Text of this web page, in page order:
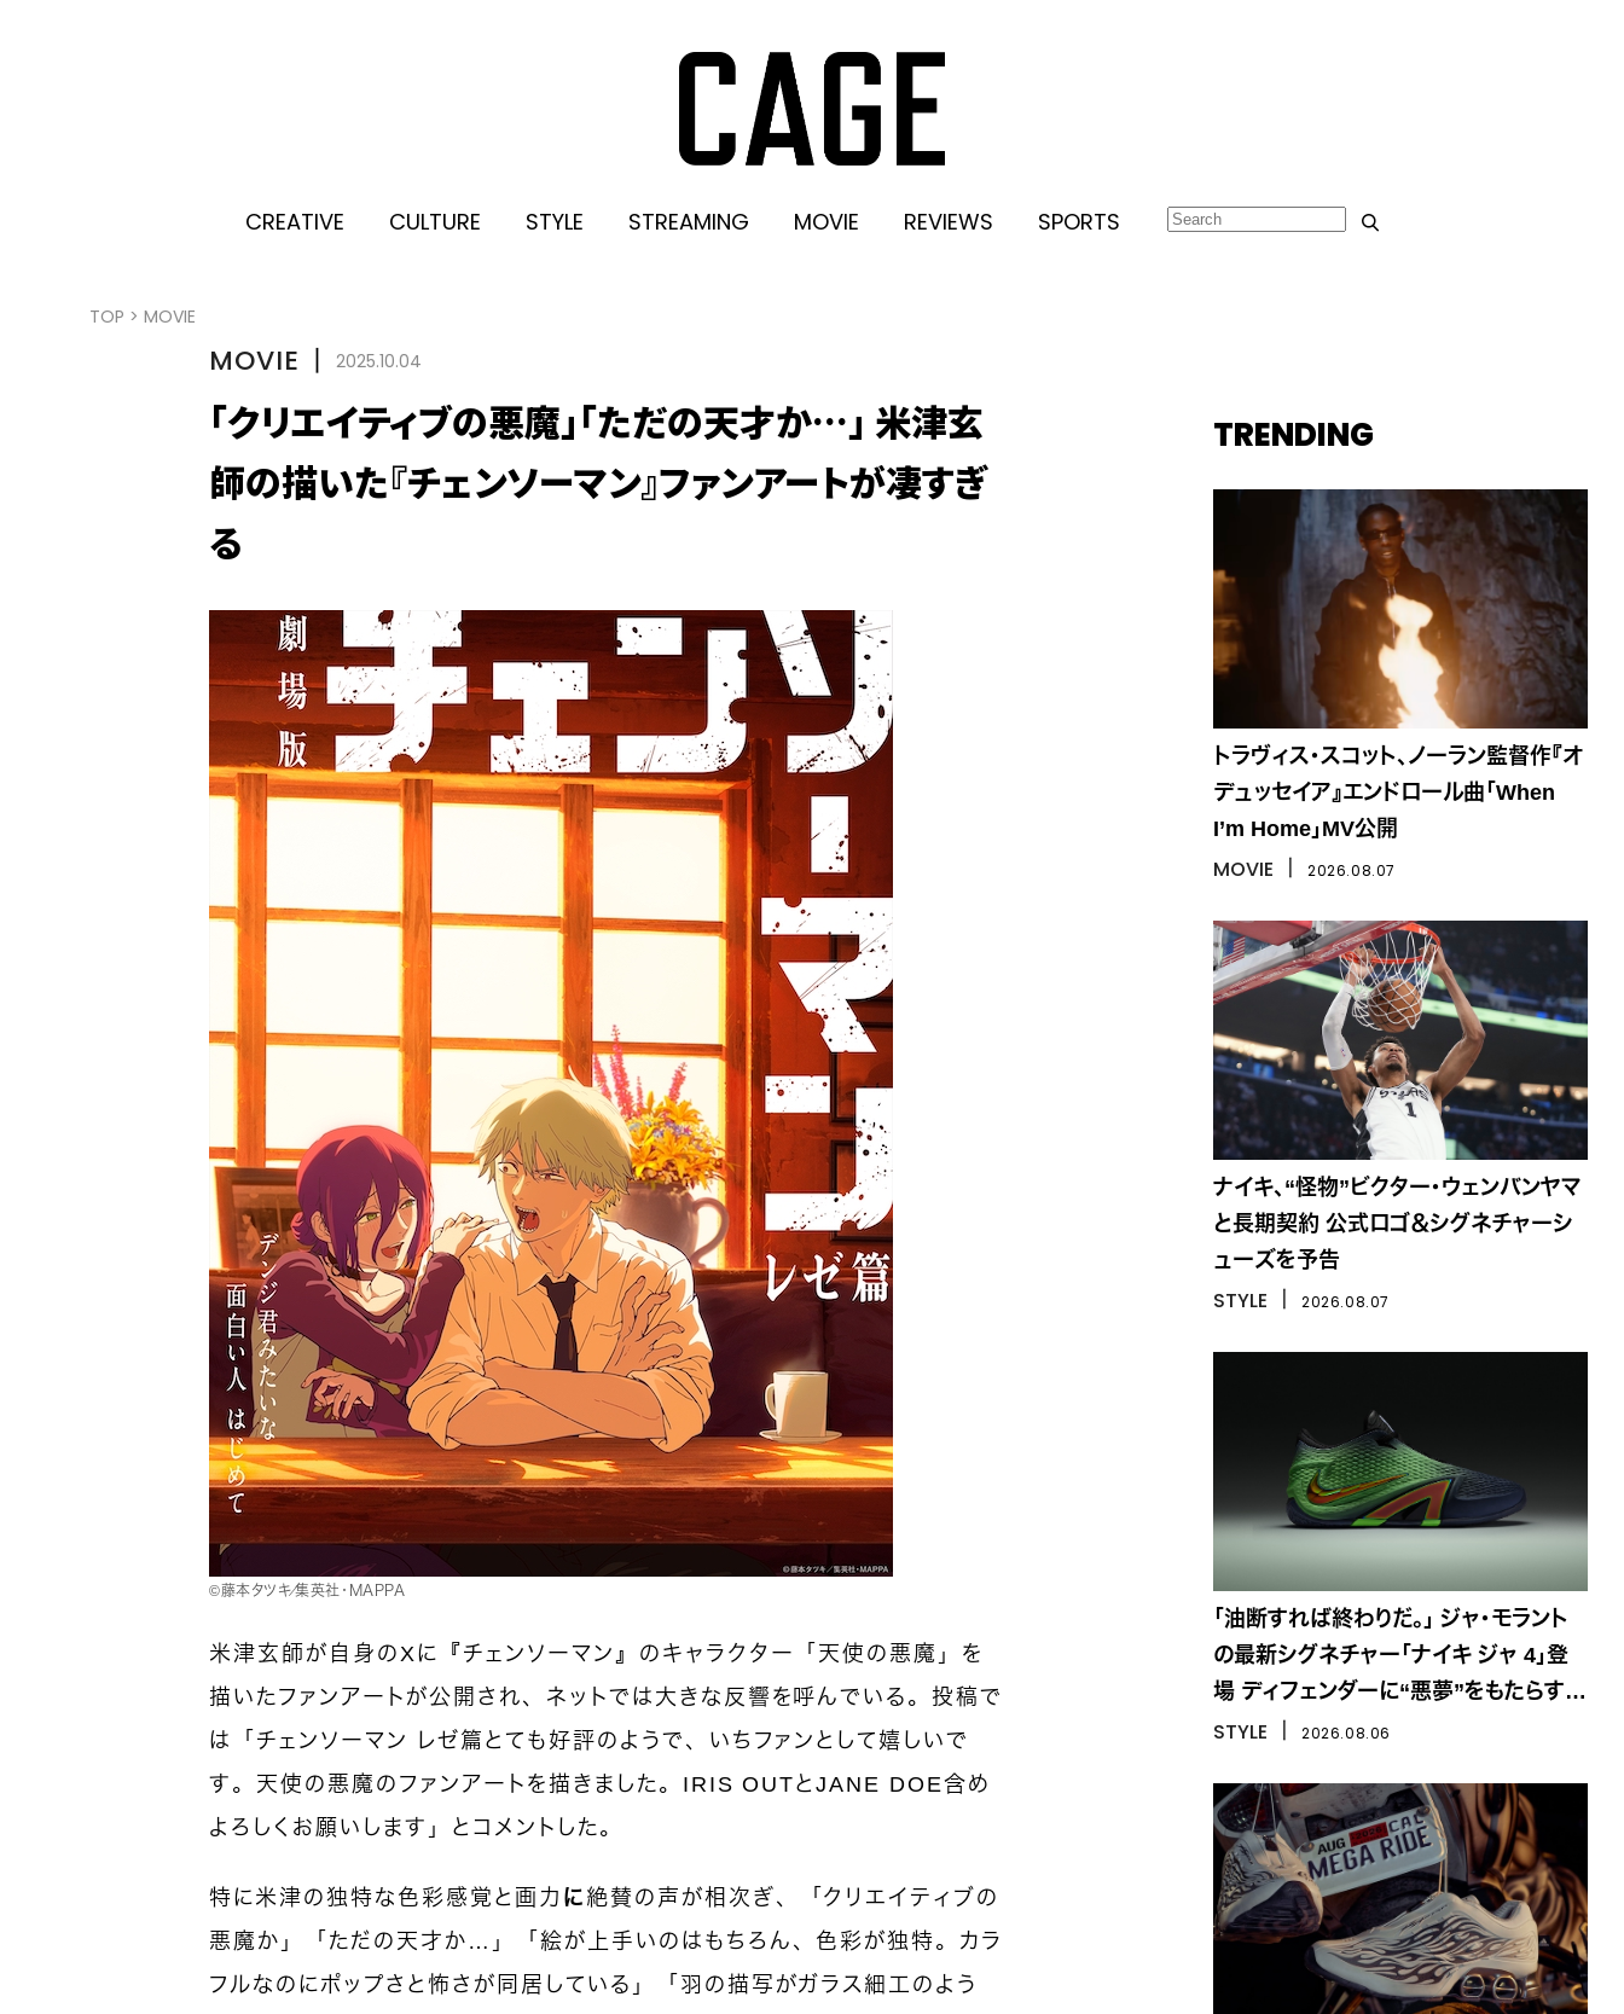
CREATIVE CULTURE STYLE STREAMING MOVIE REVIEWS SPORTS
TOP > MOVIE
MOVIE 丨 2025.10.04
「クリエイティブの悪魔」「ただの天才か…」 米津玄
師の描いた『チェンソーマン』ファンアートが凄すぎ
る
©藤本タツキ／集英社・ＭＡＰＰＡ
米津玄師が自身のXに『チェンソーマン』のキャラクター「天使の悪魔」を
描いたファンアートが公開され、ネットでは大きな反響を呼んでいる。投稿で
は「チェンソーマン レゼ篇とても好評のようで、いちファンとして嬉しいで
す。天使の悪魔のファンアートを描きました。IRIS OUTとJANE DOE含め
よろしくお願いします」とコメントした。
特に米津の独特な色彩感覚と画力 に 絶賛の声が相次ぎ、「クリエイティブの
悪魔か」「ただの天才か…」「絵が上手いのはもちろん、色彩が独特。カラ
フルなのにポップさと怖さが同居している」「羽の描写がガラス細工のよう
TRENDING
トラヴィス・スコット、ノーラン監督作『オ
デュッセイア』エンドロール曲「When
I’m Home」MV公開
MOVIE 2026.08.07
ナイキ、“怪物”ビクター・ウェンバンヤマ
と長期契約 公式ロゴ＆シグネチャーシ
ューズを予告
STYLE 2026.08.07
「油断すれば終わりだ。」 ジャ・モラント
の最新シグネチャー「ナイキ ジャ 4」登
場 ディフェンダーに“悪夢”をもたらす一
足
STYLE 2026.08.06